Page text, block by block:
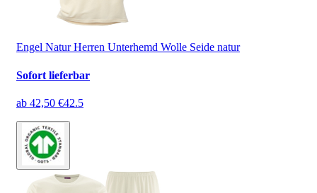
Engel Natur Herren Unterhemd Wolle Seide natur
Sofort lieferbar
ab 42,50 €42.5